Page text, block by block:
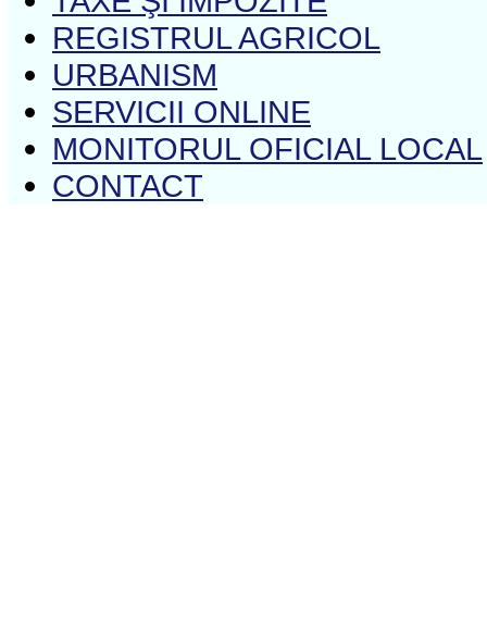
REGISTRUL AGRICOL
URBANISM
SERVICII ONLINE
MONITORUL OFICIAL LOCAL
CONTACT